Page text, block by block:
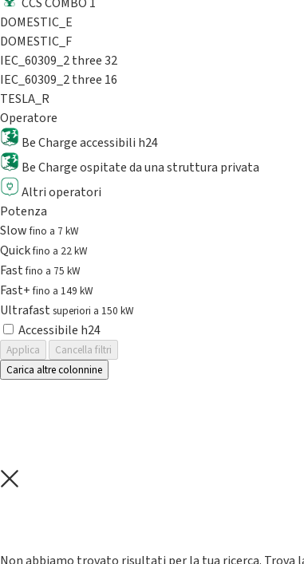
DOMESTIC_E
DOMESTIC_F
IEC_60309_2 three 32
IEC_60309_2 three 16
TESLA_R
Operatore
Be Charge accessibili h24
Be Charge ospitate da una struttura privata
Altri operatori
Potenza
Slowfino a 7 kW
Quickfino a 22 kW
Fastfino a 75 kW
Fast+fino a 149 kW
Ultrafast superiori a 150 kW
Accessibile h24
Applica
Cancella filtri
Carica altre colonnine